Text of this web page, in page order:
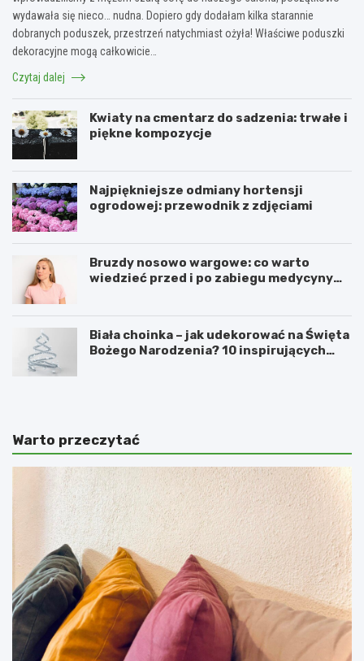
wydawała się nieco… nudna. Dopiero gdy dodałam kilka starannie
dobranych poduszek, przestrzeń natychmiast ożyła! Właściwe poduszki
dekoracyjne mogą całkowicie…
Czytaj dalej
Kwiaty na cmentarz do sadzenia: trwałe i
piękne kompozycje
Najpiękniejsze odmiany hortensji
ogrodowej: przewodnik z zdjęciami
Bruzdy nosowo wargowe: co warto
wiedzieć przed i po zabiegu medycyny
Biała choinka – jak udekorować na Święta
Bożego Narodzenia? 10 inspirujących
Warto przeczytać